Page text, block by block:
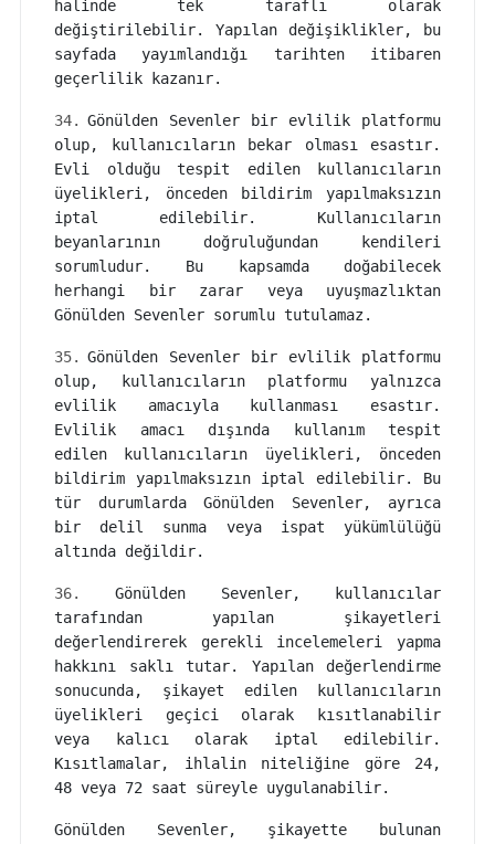
halinde tek taraflı olarak
değiştirilebilir. Yapılan değişiklikler, bu
sayfada yayımlandığı tarihten itibaren
geçerlilik kazanır.
34. Gönülden Sevenler bir evlilik platformu
olup, kullanıcıların bekar olması esastır.
Evli olduğu tespit edilen kullanıcıların
üyelikleri, önceden bildirim yapılmaksızın
iptal edilebilir. Kullanıcıların
beyanlarının doğruluğundan kendileri
sorumludur. Bu kapsamda doğabilecek
herhangi bir zarar veya uyuşmazlıktan
Gönülden Sevenler sorumlu tutulamaz.
35. Gönülden Sevenler bir evlilik platformu
olup, kullanıcıların platformu yalnızca
evlilik amacıyla kullanması esastır.
Evlilik amacı dışında kullanım tespit
edilen kullanıcıların üyelikleri, önceden
bildirim yapılmaksızın iptal edilebilir. Bu
tür durumlarda Gönülden Sevenler, ayrıca
bir delil sunma veya ispat yükümlülüğü
altında değildir.
36.Gönülden Sevenler, kullanıcılar
tarafından yapılan şikayetleri
değerlendirerek gerekli incelemeleri yapma
hakkını saklı tutar. Yapılan değerlendirme
sonucunda, şikayet edilen kullanıcıların
üyelikleri geçici olarak kısıtlanabilir
veya kalıcı olarak iptal edilebilir.
Kısıtlamalar, ihlalin niteliğine göre 24,
48 veya 72 saat süreyle uygulanabilir.
Gönülden Sevenler, şikayette bulunan